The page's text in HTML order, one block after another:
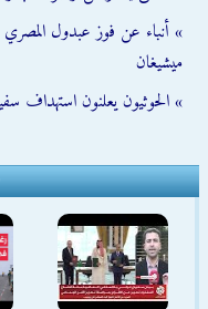
» أنباء عن فوز عبدول المصري
ميشيغان
» الحوثيون يعلنون استهداف